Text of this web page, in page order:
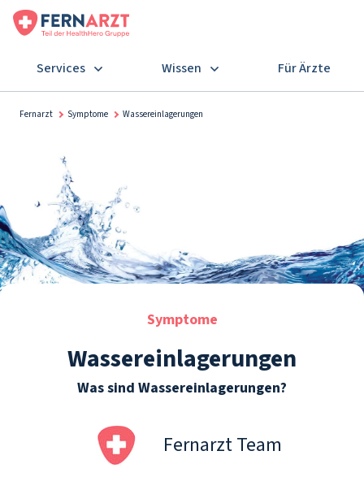
Services Wissen Für Ärzte
Fernarzt Symptome Wassereinlagerungen
Symptome
Wassereinlagerungen
Was sind Wassereinlagerungen?
Fernarzt Team